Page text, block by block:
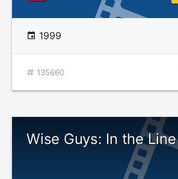
1999
135660
Wise Guys: In the